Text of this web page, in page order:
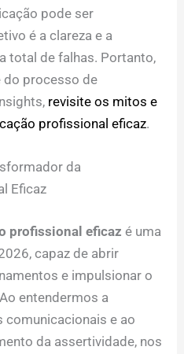
pode ser
é a clareza e a
total de falhas. Portanto,
do processo de
revisite os mitos e
profissional eficaz.
da
Eficaz
profissional eficaz é uma
capaz de abrir
e impulsionar o
entendermos a
e ao
da assertividade, nos